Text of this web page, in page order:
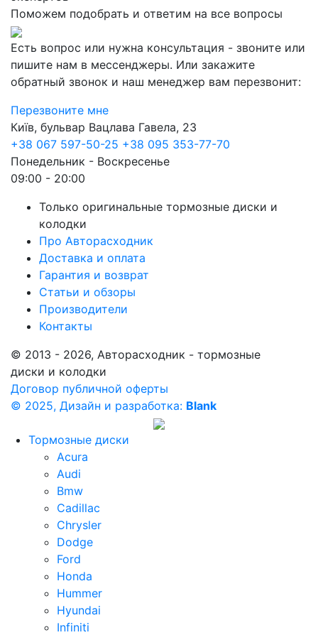
Поможем подобрать и ответим на все вопросы
Есть вопрос или нужна консультация - звоните или
пишите нам в мессенджеры. Или закажите
обратный звонок и наш менеджер вам перезвонит:
Перезвоните мне
Київ, бульвар Вацлава Гавела, 23
+38 067 597-50-25 +38 095 353-77-70
Понедельник - Воскресенье
09:00 - 20:00
Только оригинальные тормозные диски и
колодки
Про Авторасходник
Доставка и оплата
Гарантия и возврат
Статьи и обзоры
Производители
Контакты
© 2013 - 2026, Авторасходник - тормозные
диски и колодки
Договор публичной оферты
© 2025, Дизайн и разработка: Blank
Тормозные диски
Acura
Audi
Bmw
Cadillac
Chrysler
Dodge
Ford
Honda
Hummer
Hyundai
Infiniti